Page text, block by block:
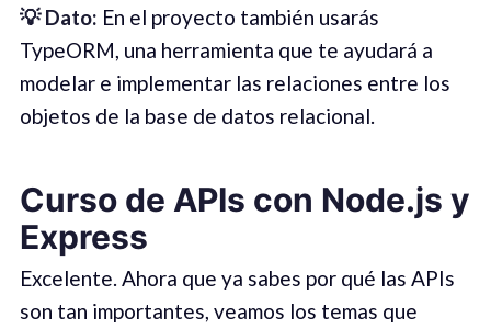
💡 Dato: En el proyecto también usarás
TypeORM, una herramienta que te ayudará a
modelar e implementar las relaciones entre los
objetos de la base de datos relacional.
Curso de APIs con Node.js y
Express
Excelente. Ahora que ya sabes por qué las APIs
son tan importantes, veamos los temas que